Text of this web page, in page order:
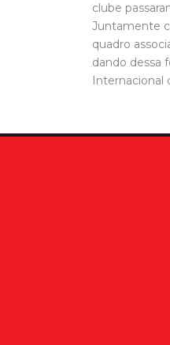
clube
Juntamente
quadro
dando dessa
Internacional